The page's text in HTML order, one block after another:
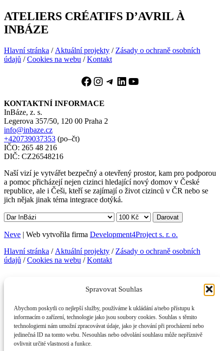
Spravovat Souhlas
Abychom poskytli co nejlepší služby, používáme k ukládání a/nebo přístupu k
informacím o zařízení, technologie jako jsou soubory cookies. Souhlas s těmito
technologiemi nám umožní zpracovávat údaje, jako je chování při procházení nebo
jedinečná ID na tomto webu. Nesouhlas nebo odvolání souhlasu může nepříznivě
ovlivnit určité vlastnosti a funkce.
ATELIERS CRÉATIFS D’AVRIL À
INBÁZE
Hlavní stránka / Aktuální projekty / Zásady o ochraně osobních
údajů /Cookies na webu /Kontakt
Facebook
Instagram
Telegram
LinkedIn
YouTube
KONTAKTNÍ INFORMACE
InBáze, z. s.
Legerova 357/50, 120 00 Praha 2
info@inbaze.cz
+420739037353 (po–čt)
IČO: 265 48 216
DIČ: CZ26548216
Naší vizí je vytvářet bezpečný a otevřený prostor, kam pro podporou
a pomoc přicházejí nejen cizinci hledající nový domov v České
republice, ale i Češi, kteří se zajímají o život cizinců v ČR nebo se
jich nějak jinak téma integrace dotýká.
Darovat
Neve | Web vytvořila firma Development4Project s. r. o.
Hlavní stránka / Aktuální projekty / Zásady o ochraně osobních
údajů /Cookies na webu /Kontakt
KONTAKTNÍ INFORMACE
InBáze, z. s.
Legerova 357/50, 120 00 Praha 2
info@inbaze.cz
+420739037353(po–čt)
IČO: 265 48 216